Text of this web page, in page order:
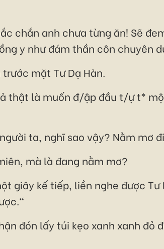
chắn anh chưa từng ăn! Sẽ
y như đám thần côn chuyên
mặt Tư Dạ Hàn.
thật là muốn đ/ập đầu t/ự t*
ta, nghĩ sao vậy? Nằm mơ
mà là đang nằm mơ?
giây kế tiếp, liền nghe được
đón lấy túi kẹo xanh xanh đỏ